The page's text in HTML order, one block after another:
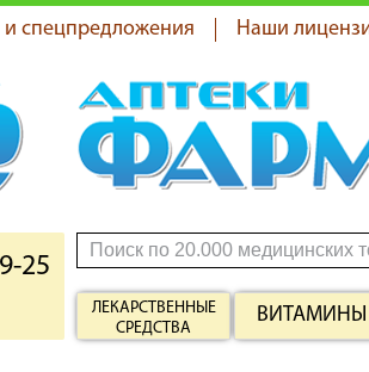
спецпредложения Наши
25
ЛЕКАРСТВЕННЫЕ
СРЕДСТВА
ВИТАМИНЫ